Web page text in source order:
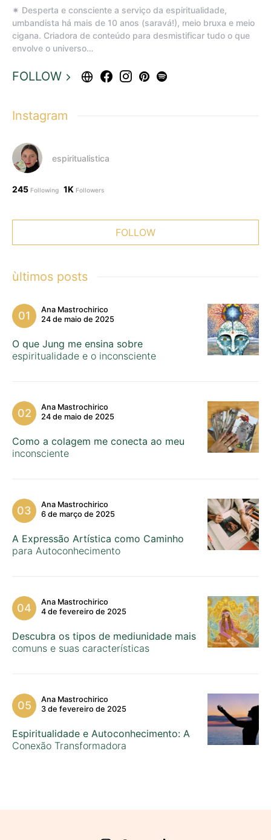
✷ Desperta e consciente a serviço da espiritualidade,
umbandista há mais de 10 anos (saravá!), meio bruxa e meio
cigana. Criadora de conteúdo para desmistificar tudo o que
envolve o universo…
FOLLOW
Instagram
espiritualistica
245 Following 1K Followers
FOLLOW
ùltimos posts
Ana Mastrochirico
24 de maio de 2025
O que Jung me ensina sobre
espiritualidade e o inconsciente
Ana Mastrochirico
24 de maio de 2025
Como a colagem me conecta ao meu
inconsciente
Ana Mastrochirico
6 de março de 2025
A Expressão Artística como Caminho
para Autoconhecimento
Ana Mastrochirico
4 de fevereiro de 2025
Descubra os tipos de mediunidade mais
comuns e suas características
Ana Mastrochirico
3 de fevereiro de 2025
Espiritualidade e Autoconhecimento: A
Conexão Transformadora